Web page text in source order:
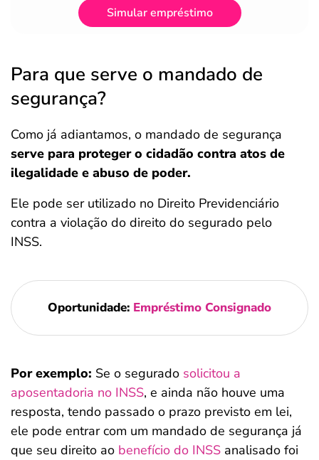
Simular empréstimo
Para que serve o mandado de
segurança?
Como já adiantamos, o mandado de segurança
serve para proteger o cidadão contra atos de
ilegalidade e abuso de poder.
Ele pode ser utilizado no Direito Previdenciário
contra a violação do direito do segurado pelo
INSS.
Oportunidade: Empréstimo Consignado
Por exemplo: Se o segurado solicitou a
aposentadoria no INSS, e ainda não houve uma
resposta, tendo passado o prazo previsto em lei,
ele pode entrar com um mandado de segurança já
que seu direito ao benefício do INSS analisado foi